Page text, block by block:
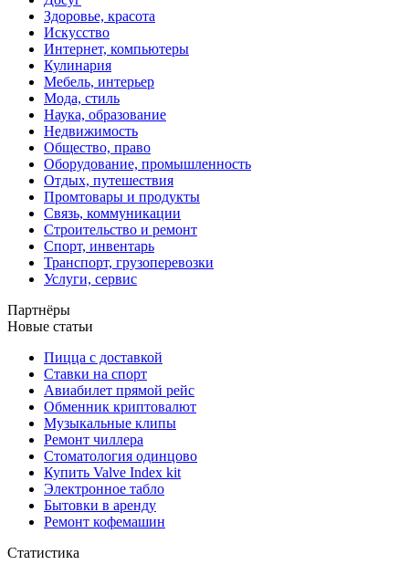
Здоровье, красота
Искусство
Интернет, компьютеры
Кулинария
Мебель, интерьер
Мода, стиль
Наука, образование
Недвижимость
Общество, право
Оборудование, промышленность
Отдых, путешествия
Промтовары и продукты
Связь, коммуникации
Строительство и ремонт
Спорт, инвентарь
Транспорт, грузоперевозки
Услуги, сервис
Партнёры
Новые статьи
Пицца с доставкой
Ставки на спорт
Авиабилет прямой рейс
Обменник криптовалют
Музыкальные клипы
Ремонт чиллера
Стоматология одинцово
Купить Valve Index kit
Электронное табло
Бытовки в аренду
Ремонт кофемашин
Статистика